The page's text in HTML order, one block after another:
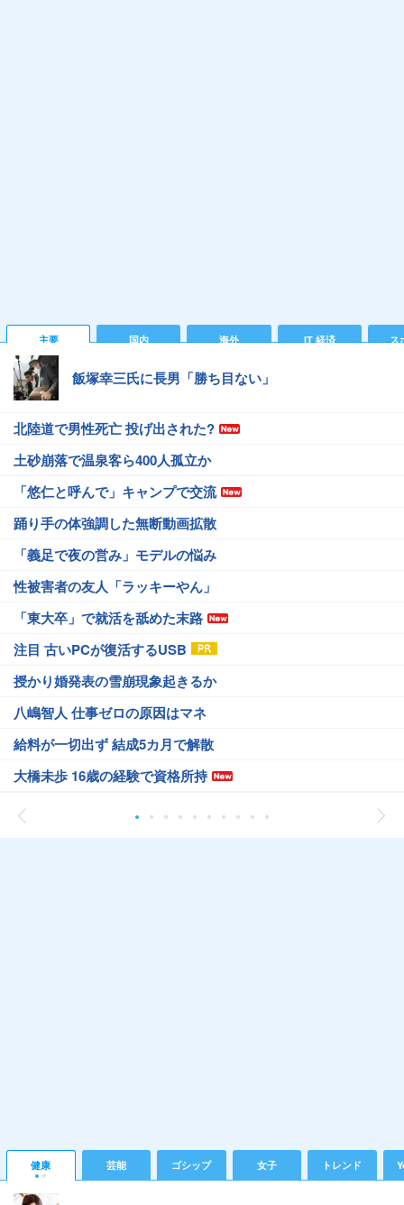
主要 国内 海外 IT 経済 ス
飯塚幸三氏に長男「勝ち目ない」
北陸道で男性死亡 投げ出された?
土砂崩落で温泉客ら400人孤立か
「悠仁と呼んで」キャンプで交流
踊り手の体強調した無断動画拡散
「義足で夜の営み」モデルの悩み
性被害者の友人「ラッキーやん」
「東大卒」で就活を舐めた末路
注目 古いPCが復活するUSB
授かり婚発表の雪崩現象起きるか
八嶋智人 仕事ゼロの原因はマネ
給料が一切出ず 結成5カ月で解散
大橋未歩 16歳の経験で資格所持
健康 芸能 ゴシップ 女子 トレンド